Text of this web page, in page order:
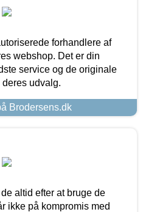
forhandlere af
webshop. Det er din
service og de originale
deres udvalg.
Brodersens.dk
altid efter at bruge de
ikke på kompromis med